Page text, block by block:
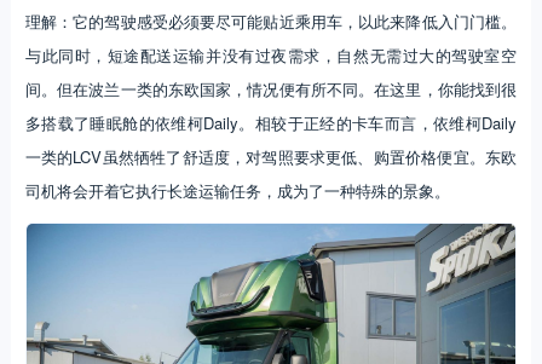
理解：它的驾驶感受必须要尽可能贴近乘用车，以此来降低入门门槛。
与此同时，短途配送运输并没有过夜需求，自然无需过大的驾驶室空
间。但在波兰一类的东欧国家，情况便有所不同。在这里，你能找到很
多搭载了睡眠舱的依维柯Daily。相较于正经的卡车而言，依维柯Daily
一类的LCV虽然牺牲了舒适度，对驾照要求更低、购置价格便宜。东欧
司机将会开着它执行长途运输任务，成为了一种特殊的景象。